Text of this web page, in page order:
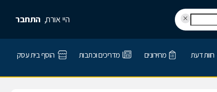
היי אורח, התחבר
חוות דעת מחירונים מדריכים וכתבות הוסף בית עסק